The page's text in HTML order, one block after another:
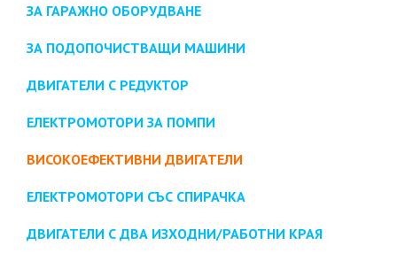
ЗА ГАРАЖНО ОБОРУДВАНЕ
ЗА ПОДОПОЧИСТВАЩИ МАШИНИ
ДВИГАТЕЛИ С РЕДУКТОР
ЕЛЕКТРОМОТОРИ ЗА ПОМПИ
ВИСОКОЕФЕКТИВНИ ДВИГАТЕЛИ
ЕЛЕКТРОМОТОРИ СЪС СПИРАЧКА
ДВИГАТЕЛИ С ДВА ИЗХОДНИ/РАБОТНИ КРАЯ